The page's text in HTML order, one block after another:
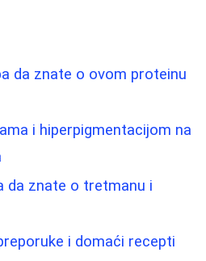
da znate o ovom proteinu
i hiperpigmentacijom na
da znate o tretmanu i
i domaći recepti